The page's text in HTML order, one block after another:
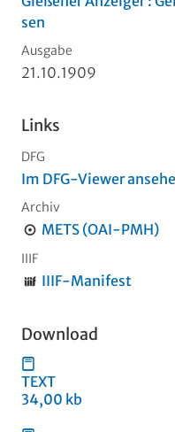
sen
Ausgabe
21.10.1909
Links
DFG
Im DFG-Viewer
Archiv
METS (OAI-PMH)
IIIF
IIIF-Manifest
Download
TEXT
34,00 kb